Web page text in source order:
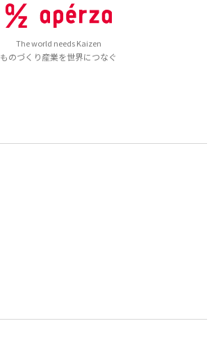
The world needs Kaizen
ものづくり産業を世界につなぐ